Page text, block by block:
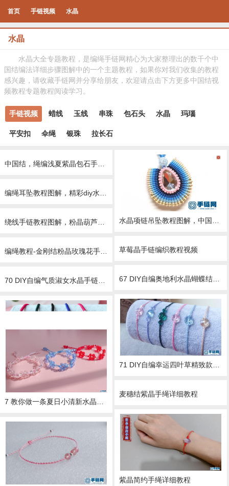
首页 手链视频 水晶
水晶
水晶大全专题教程，是编绳手链网精心为大家整理出的数千个中
国结编法详细步骤图解中的一个主题教程，如果你对我们收集的教程
感兴趣，请收藏手链网并分享给朋友，欢迎请点击下方更多中国结视
频教程专题教程阅读学习。
手链视频 蜡线 玉线 串珠 包石头 水晶 玛瑙
平安扣 伞绳 银珠 拉长石
中国结，绳编浅夏紫晶包石手链的详细制作图解，民族复古风穿搭品
绕线手链教程图解，粉晶葫芦骨珠手绳做法
草莓晶手链编织教程视频
编绳教程-金刚结粉晶玫瑰花手绳,粉粉的，恋爱的味道~O(∩_∩)O~
67 DIY自编奥地利水晶蝴蝶结手绳手链视频教程
70 DIY自编气质淑女水晶手链金刚结手绳视频教程
7 教你做一条夏日小清新水晶手绳
麦穗结紫晶手绳详细教程
紫晶简约手绳详细教程